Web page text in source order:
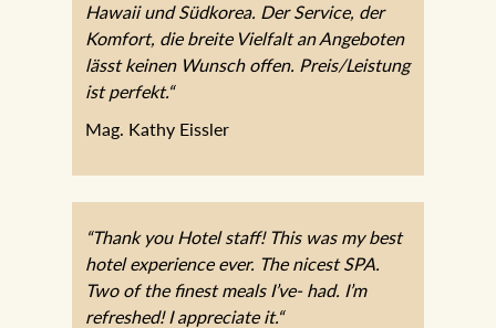
Hawaii und Südkorea. Der Service, der
Komfort, die breite Vielfalt an Angeboten
lässt keinen Wunsch offen. Preis/Leistung
ist perfekt.“
Mag. Kathy Eissler
“Thank you Hotel staff! This was my best
hotel experience ever. The nicest SPA.
Two of the finest meals I’ve- had. I’m
refreshed! I appreciate it.“